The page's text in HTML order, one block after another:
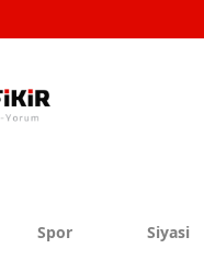
Spor Siyasi